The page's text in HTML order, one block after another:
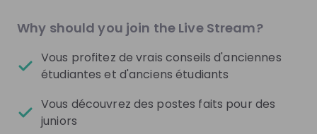
Sign up now!
Mentors
Why should you join the Live Stream?
Vous profitez de vrais conseils d'anciennes
étudiantes et d'anciens étudiants
Vous découvrez des postes faits pour des
juniors